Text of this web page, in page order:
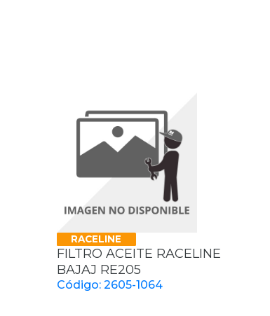
RACELINE
FILTRO ACEITE RACELINE
BAJAJ RE205
Código: 2605-1064